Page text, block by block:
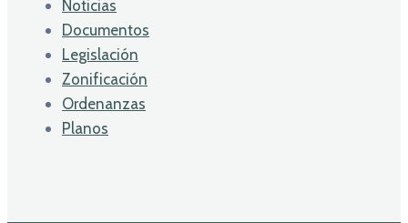
Noticias
Documentos
Legislación
Zonificación
Ordenanzas
Planos